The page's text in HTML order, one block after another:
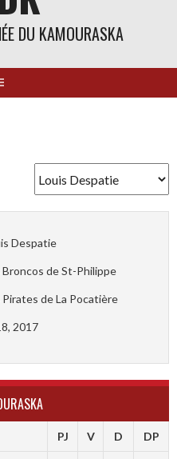
DU KAMOURASKA
Despatie
Broncos de St-Philippe
Pirates de La Pocatière
2017
PJ V D DP